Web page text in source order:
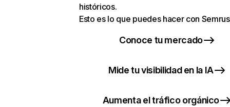
históricos.
Esto es lo que puedes hacer con
Conoce tu mercado
Mide tu visibilidad en la IA
Aumenta el tráfico orgánico